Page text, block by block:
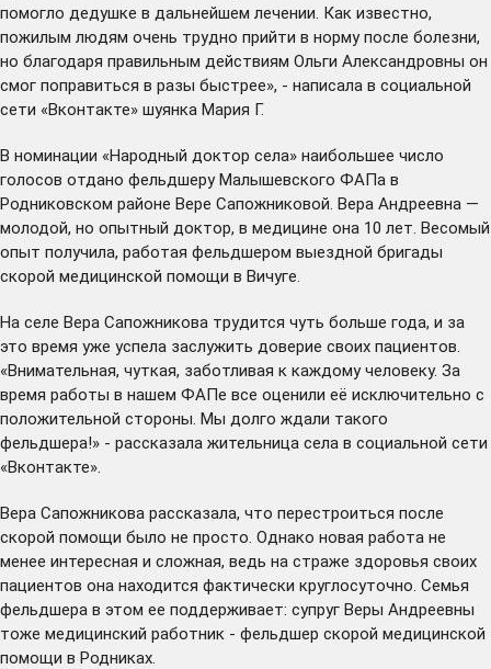
помогло дедушке в дальнейшем лечении. Как известно,
пожилым людям очень трудно прийти в норму после болезни,
но благодаря правильным действиям Ольги Александровны он
смог поправиться в разы быстрее», - написала в социальной
сети «Вконтакте» шуянка Мария Г.
В номинации «Народный доктор села» наибольшее число
голосов отдано фельдшеру Малышевского ФАПа в
Родниковском районе Вере Сапожниковой. Вера Андреевна —
молодой, но опытный доктор, в медицине она 10 лет. Весомый
опыт получила, работая фельдшером выездной бригады
скорой медицинской помощи в Вичуге.
На селе Вера Сапожникова трудится чуть больше года, и за
это время уже успела заслужить доверие своих пациентов.
«Внимательная, чуткая, заботливая к каждому человеку. За
время работы в нашем ФАПе все оценили её исключительно с
положительной стороны. Мы долго ждали такого
фельдшера!» - рассказала жительница села в социальной сети
«Вконтакте».
Вера Сапожникова рассказала, что перестроиться после
скорой помощи было не просто. Однако новая работа не
менее интересная и сложная, ведь на страже здоровья своих
пациентов она находится фактически круглосуточно. Семья
фельдшера в этом ее поддерживает: супруг Веры Андреевны
тоже медицинский работник - фельдшер скорой медицинской
помощи в Родниках.